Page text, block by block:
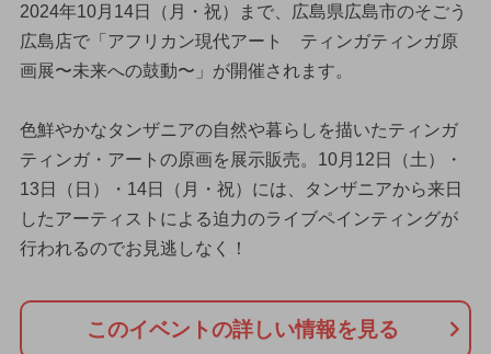
2024年10月14日（月・祝）まで、広島県広島市のそごう
広島店で「アフリカン現代アート ティンガティンガ原
画展〜未来への鼓動〜」が開催されます。
色鮮やかなタンザニアの自然や暮らしを描いたティンガ
ティンガ・アートの原画を展示販売。10月12日（土）・
13日（日）・14日（月・祝）には、タンザニアから来日
したアーティストによる迫力のライブペインティングが
行われるのでお見逃しなく！
このイベントの詳しい情報を見る